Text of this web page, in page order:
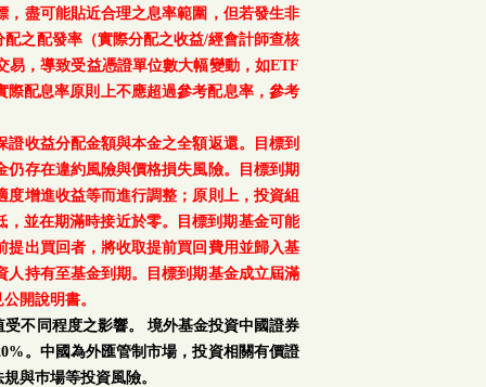
盡可能貼近合理之息率範圍，但若發生非
之配發率（實際分配之收益/經會計師查核
，導致受益憑證單位數大幅變動，如ETF
配息率原則上不應超過參考配息率，參考
收益分配金額與本金之全額返還。目標到
存在違約風險與價格損失風險。目標到期
增進收益等而進行調整；原則上，投資組
並在期滿時接近於零。目標到期基金可能
出買回者，將收取提前買回費用並歸入基
持有至基金到期。目標到期基金成立屆滿
開說明書。
不同程度之影響。 境外基金投資中國證券
。中國為外匯管制市場，投資相關有價證
與巿場等投資風險。